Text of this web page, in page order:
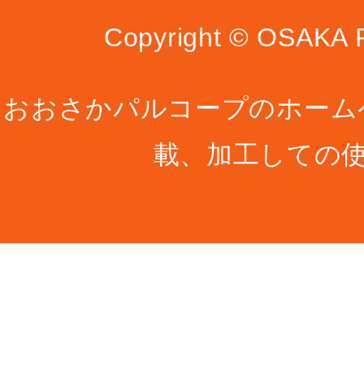
Copyright © OSAKA
おおさかパルコープのホー
載、加工しての